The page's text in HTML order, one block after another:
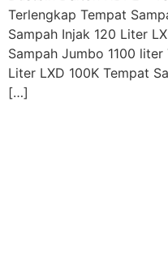
Terlengkap Tempat
Sampah Injak 120 Liter
Sampah Jumbo 1100
Liter LXD 100K Tempat
[…]